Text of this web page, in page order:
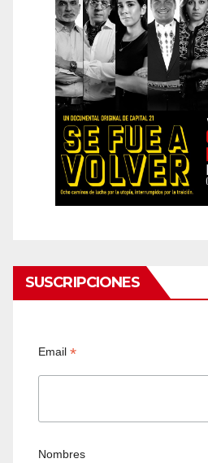
SUSCRIPCIONES
Email*
Nombres